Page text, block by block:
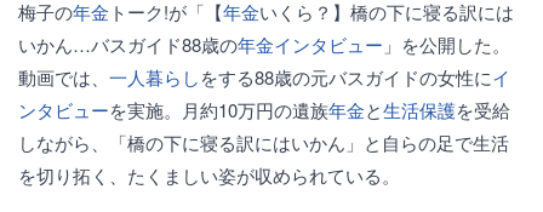
梅子の年金 トーク!が「【年金いくら？】橋の下に寝る訳には
いかん…バスガイド88歳の年金インタビュー 」を公開した。
動画では、 一人暮らしをする88歳の元バスガイドの女性にイ
ンタビューを実施。月約10万円の遺族年金と生活保護を受給
しながら、「橋の下に寝る訳にはいかん」と自らの足で生活
を切り拓く、たくましい姿が収められている。